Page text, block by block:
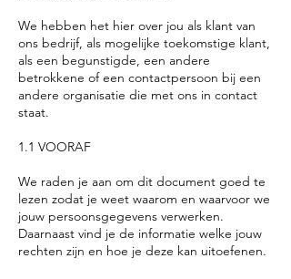
We hebben het hier over jou als klant van
ons bedrijf, als mogelijke toekomstige klant,
als een begunstigde, een andere
betrokkene of een contactpersoon bij een
andere organisatie die met ons in contact
staat.
1.1 VOORAF
We raden je aan om dit document goed te
lezen zodat je weet waarom en waarvoor we
jouw persoonsgegevens verwerken.
Daarnaast vind je de informatie welke jouw
rechten zijn en hoe je deze kan uitoefenen.